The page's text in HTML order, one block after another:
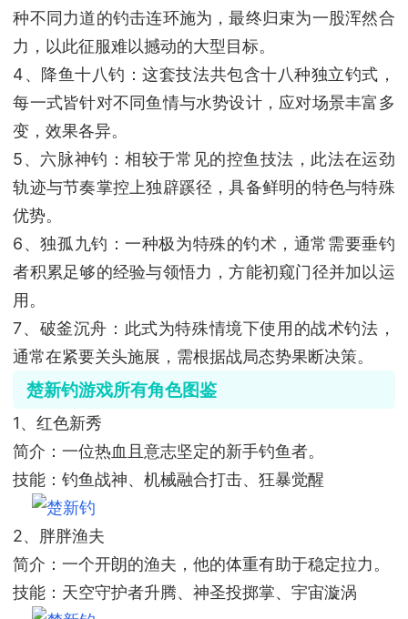
种不同力道的钓击连环施为，最终归束为一股浑然合
力，以此征服难以撼动的大型目标。
4、降鱼十八钓：这套技法共包含十八种独立钓式，
每一式皆针对不同鱼情与水势设计，应对场景丰富多
变，效果各异。
5、六脉神钓：相较于常见的控鱼技法，此法在运劲
轨迹与节奏掌控上独辟蹊径，具备鲜明的特色与特殊
优势。
6、独孤九钓：一种极为特殊的钓术，通常需要垂钓
者积累足够的经验与领悟力，方能初窥门径并加以运
用。
7、破釜沉舟：此式为特殊情境下使用的战术钓法，
通常在紧要关头施展，需根据战局态势果断决策。
楚新钓游戏所有角色图鉴
1、红色新秀
简介：一位热血且意志坚定的新手钓鱼者。
技能：钓鱼战神、机械融合打击、狂暴觉醒
2、胖胖渔夫
简介：一个开朗的渔夫，他的体重有助于稳定拉力。
技能：天空守护者升腾、神圣投掷掌、宇宙漩涡